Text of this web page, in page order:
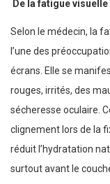
De lafatigue visuelle
Selon le médecin, la
l’une des
écrans. Elle se
rouges, irrités, des
sécheresse oculaire.
clignement lors de la
réduit l’hydratation
surtout avant le